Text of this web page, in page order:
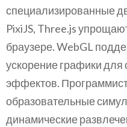
специализированные
PixiJS, Three.js
браузере. WebGL
ускорение графики
эффектов.
образовательные
динамические